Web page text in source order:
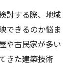
討する際、地域
できるのか悩ま
や古民家が多い
きた建築技術